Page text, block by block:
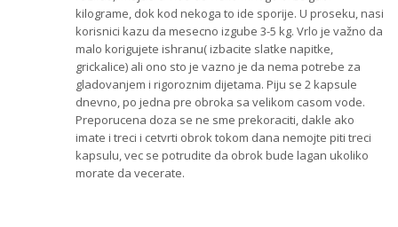
kilograme, dok kod nekoga to ide sporije. U proseku, nasi
korisnici kazu da mesecno izgube 3-5 kg. Vrlo je važno da
malo korigujete ishranu( izbacite slatke napitke,
grickalice) ali ono sto je vazno je da nema potrebe za
gladovanjem i rigoroznim dijetama. Piju se 2 kapsule
dnevno, po jedna pre obroka sa velikom casom vode.
Preporucena doza se ne sme prekoraciti, dakle ako
imate i treci i cetvrti obrok tokom dana nemojte piti treci
kapsulu, vec se potrudite da obrok bude lagan ukoliko
morate da vecerate.